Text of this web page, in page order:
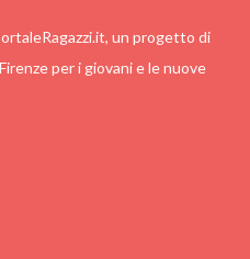
un progetto di
per i giovani e le nuove